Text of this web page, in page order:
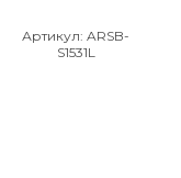
Артикул:ARSB-
S1531L